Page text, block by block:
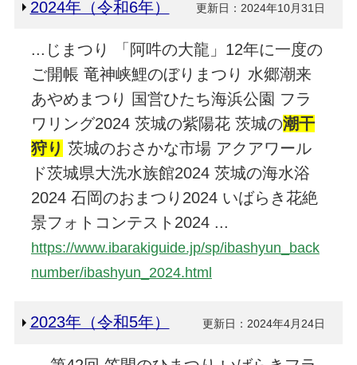
2024年（令和6年） 更新日：2024年10月31日
...じまつり 「阿吽の大龍」12年に一度の
ご開帳 竜神峡鯉のぼりまつり 水郷潮来
あやめまつり 国営ひたち海浜公園 フラ
ワリング2024 茨城の紫陽花 茨城の潮干
狩り 茨城のおさかな市場 アクアワール
ド茨城県大洗水族館2024 茨城の海水浴
2024 石岡のおまつり2024 いばらき花絶
景フォトコンテスト2024 ...
https://www.ibarakiguide.jp/sp/ibashyun_back
number/ibashyun_2024.html
2023年（令和5年） 更新日：2024年4月24日